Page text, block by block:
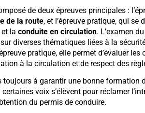
de deux épreuves principales :
de la route, et l’épreuve pratique, qui se
la conduite en circulation. L’examen
diverses thématiques liées à la
pratique, elle permet d’évaluer
à la circulation et de respect des
à garantir une bonne formation
voix s’élèvent pour réclamer
du permis de conduire.